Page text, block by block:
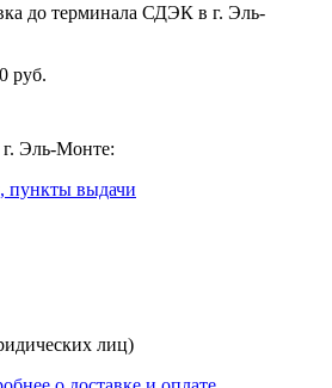
до терминала СДЭК в г. Эль-
руб.
Эль-Монте:
пункты выдачи
лиц)